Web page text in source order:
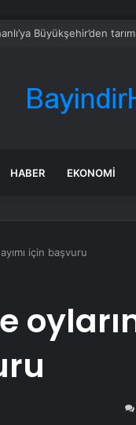
Büyükşehir’den
HABER EKONOMI
için başvuru